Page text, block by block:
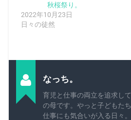
秋桜祭り。
2022年10月23日
日々の徒然
なっち。
育児と仕事の両立を追求し
の母です。やっと子どもた
仕事にも気合いが入る日々